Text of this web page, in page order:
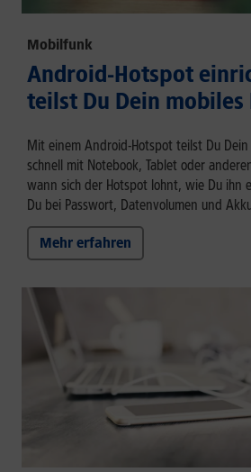
Mobilfunk
Android-Hotspot
teilst Du Dein
Mit einem Android-Hotspot teilst Du
schnell mit Notebook, Tablet oder
wann sich der Hotspot lohnt, wie Du ihn
Du bei Passwort, Datenvolumen und
Mehr erfahren